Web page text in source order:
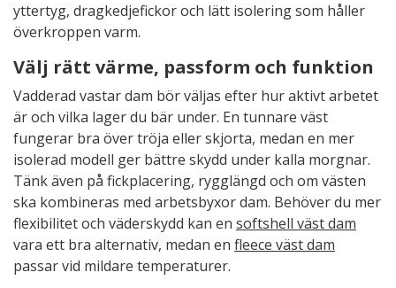
yttertyg, dragkedjefickor och lätt isolering som håller
överkroppen varm.
Välj rätt värme, passform och funktion
Vadderad vastar dam bör väljas efter hur aktivt arbetet
är och vilka lager du bär under. En tunnare väst
fungerar bra över tröja eller skjorta, medan en mer
isolerad modell ger bättre skydd under kalla morgnar.
Tänk även på fickplacering, rygglängd och om västen
ska kombineras med arbetsbyxor dam. Behöver du mer
flexibilitet och väderskydd kan en softshell väst dam
vara ett bra alternativ, medan en fleece väst dam
passar vid mildare temperaturer.